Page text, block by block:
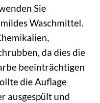
Sie
Waschmittel.
da dies die
beeinträchtigen
die Auflage
ausgespült und